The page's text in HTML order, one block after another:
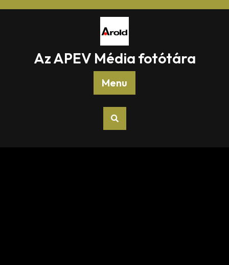
Az APEV Média fotótára
Menu